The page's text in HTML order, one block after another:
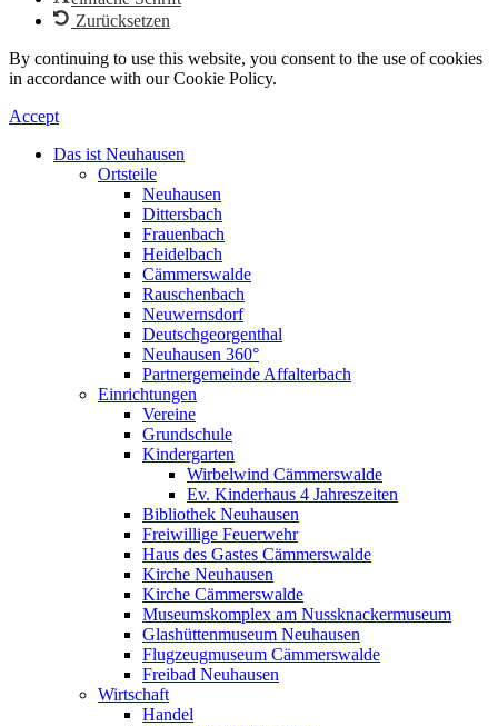
Zurücksetzen
By continuing to use this website, you consent to the use of cookies
in accordance with our Cookie Policy.
Accept
Das ist Neuhausen
Ortsteile
Neuhausen
Dittersbach
Frauenbach
Heidelbach
Cämmerswalde
Rauschenbach
Neuwernsdorf
Deutschgeorgenthal
Neuhausen 360°
Partnergemeinde Affalterbach
Einrichtungen
Vereine
Grundschule
Kindergarten
Wirbelwind Cämmerswalde
Ev. Kinderhaus 4 Jahreszeiten
Bibliothek Neuhausen
Freiwillige Feuerwehr
Haus des Gastes Cämmerswalde
Kirche Neuhausen
Kirche Cämmerswalde
Museumskomplex am Nussknackermuseum
Glashüttenmuseum Neuhausen
Flugzeugmuseum Cämmerswalde
Freibad Neuhausen
Wirtschaft
Handel